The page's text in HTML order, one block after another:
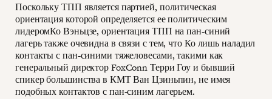
Поскольку ТПП является партией, политическая
ориентация которой определяется ее политическим
лидеромКо Вэньцзе, ориентация ТПП на пан-синий
лагерь также очевидна в связи с тем, что Ко лишь наладил
контакты с пан-синими тяжеловесами, такими как
генеральный директор FoxConn Терри Гоу и бывший
спикер большинства в КМТ Ван Цзиньпин, не имея
подобных контактов с пан-синим лагерьем.